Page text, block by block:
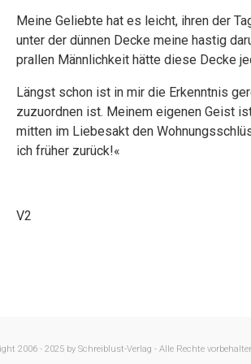
Meine Geliebte hat es leicht, ihren der
unter der dünnen Decke meine hastig
prallen Männlichkeit hätte diese Decke
Längst schon ist in mir die Erkenntnis
zuzuordnen ist. Meinem eigenen Geist
mitten im Liebesakt den
ich früher zurück!«
V2
2006 - 2025 by Schreiblust-Verlag - Alle Rechte